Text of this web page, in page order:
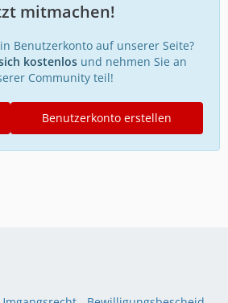
mitmachen!
Benutzerkonto auf unserer Seite?
kostenlosund nehmen Sie an
Community teil!
Benutzerkonto erstellen